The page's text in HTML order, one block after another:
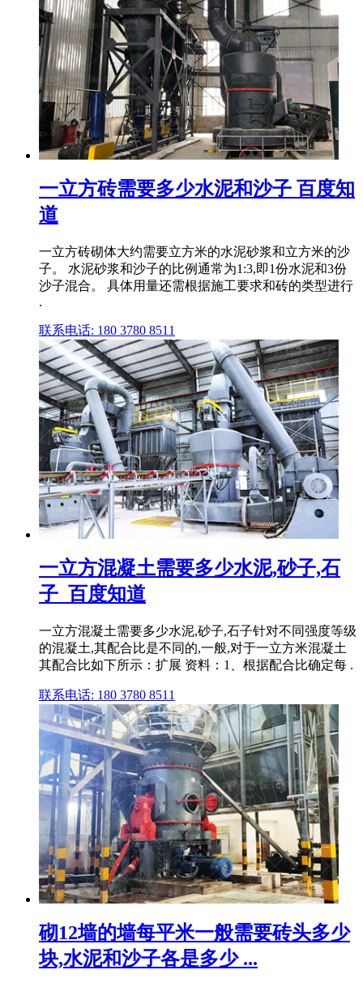
一立方砖需要多少水泥和沙子 百度知
道
一立方砖砌体大约需要立方米的水泥砂浆和立方米的沙
子。 水泥砂浆和沙子的比例通常为1:3,即1份水泥和3份
沙子混合。 具体用量还需根据施工要求和砖的类型进行
.
联系电话: 180 3780 8511
一立方混凝土需要多少水泥,砂子,石
子_百度知道
一立方混凝土需要多少水泥,砂子,石子针对不同强度等级
的混凝土,其配合比是不同的,一般,对于一立方米混凝土
其配合比如下所示：扩展 资料：1、根据配合比确定每 .
联系电话: 180 3780 8511
砌12墙的墙每平米一般需要砖头多少
块,水泥和沙子各是多少 ...